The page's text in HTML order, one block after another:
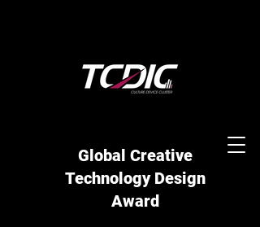
Global Creative
Technology Design
Award